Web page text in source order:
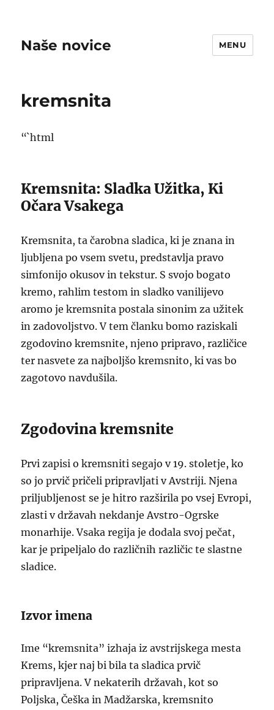
Naše novice MENU
kremsnita
“`html
Kremsnita: Sladka Užitka, Ki
Očara Vsakega
Kremsnita, ta čarobna sladica, ki je znana in
ljubljena po vsem svetu, predstavlja pravo
simfonijo okusov in tekstur. S svojo bogato
kremo, rahlim testom in sladko vanilijevo
aromo je kremsnita postala sinonim za užitek
in zadovoljstvo. V tem članku bomo raziskali
zgodovino kremsnite, njeno pripravo, različice
ter nasvete za najboljšo kremsnito, ki vas bo
zagotovo navdušila.
Zgodovina kremsnite
Prvi zapisi o kremsniti segajo v 19. stoletje, ko
so jo prvič pričeli pripravljati v Avstriji. Njena
priljubljenost se je hitro razširila po vsej Evropi,
zlasti v državah nekdanje Avstro-Ogrske
monarhije. Vsaka regija je dodala svoj pečat,
kar je pripeljalo do različnih različic te slastne
sladice.
Izvor imena
Ime “kremsnita” izhaja iz avstrijskega mesta
Krems, kjer naj bi bila ta sladica prvič
pripravljena. V nekaterih državah, kot so
Poljska, Češka in Madžarska, kremsnito